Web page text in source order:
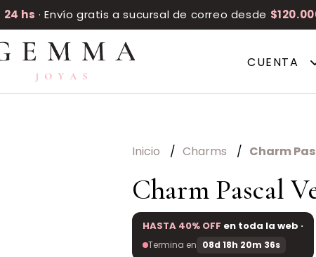
24 hs · Envío gratis a sucursal de correo desde
CUENTA
Inicio Charms Charm
Charm Pascal
HASTA 40% OFF en toda la web ·
Termina en 08d 18h 20m 36s